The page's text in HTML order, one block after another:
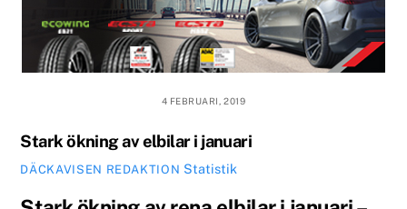
4 FEBRUARI, 2019
Stark ökning av elbilar i januari
DÄCKAVISEN REDAKTION Statistik